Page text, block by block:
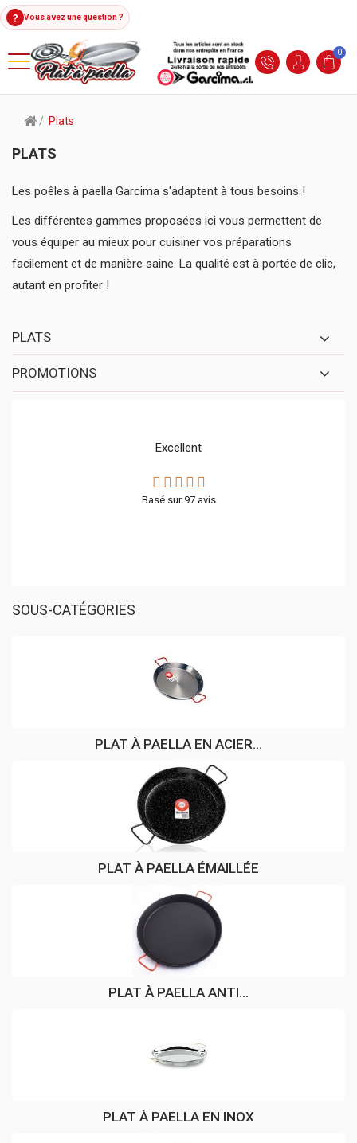
? Vous avez une question ?
0
Plats
PLATS
Les poêles à paella Garcima s'adaptent à tous besoins !
Les différentes gammes proposées ici vous permettent de
vous équiper au mieux pour cuisiner vos préparations
facilement et de manière saine. La qualité est à portée de clic,
autant en profiter !
PLATS
PROMOTIONS
Excellent
Basé sur 97avis
SOUS-CATÉGORIES
PLAT À PAELLA EN ACIER...
PLAT À PAELLA ÉMAILLÉE
PLAT À PAELLA ANTI...
PLAT À PAELLA EN INOX